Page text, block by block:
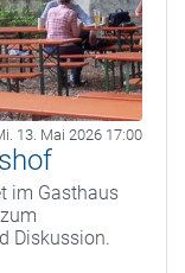
13. Mai 2026 17:00
im Gasthaus
Diskussion.